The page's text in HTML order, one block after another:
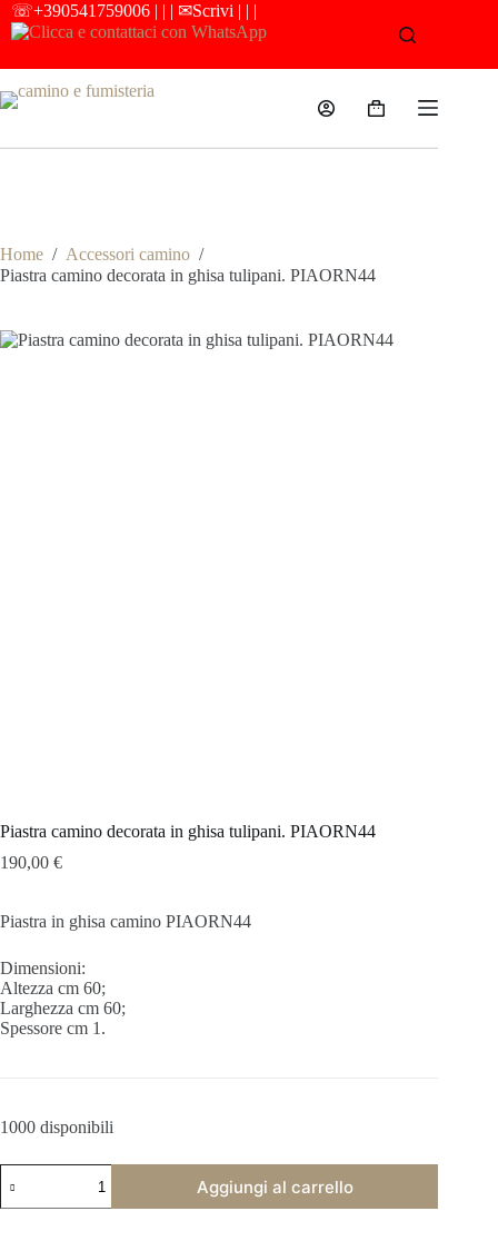
Salta
☏+390541759006 | | | ✉Scrivi | | |
Carrello
Home / Accessori camino /
Piastra camino decorata in ghisa tulipani. PIAORN44
Piastra camino decorata in ghisa tulipani. PIAORN44
190,00 €
Piastra in ghisa camino PIAORN44
Dimensioni:
Altezza cm 60;
Larghezza cm 60;
Spessore cm 1.
1000 disponibili
camino
decorata
Aggiungi al carrello